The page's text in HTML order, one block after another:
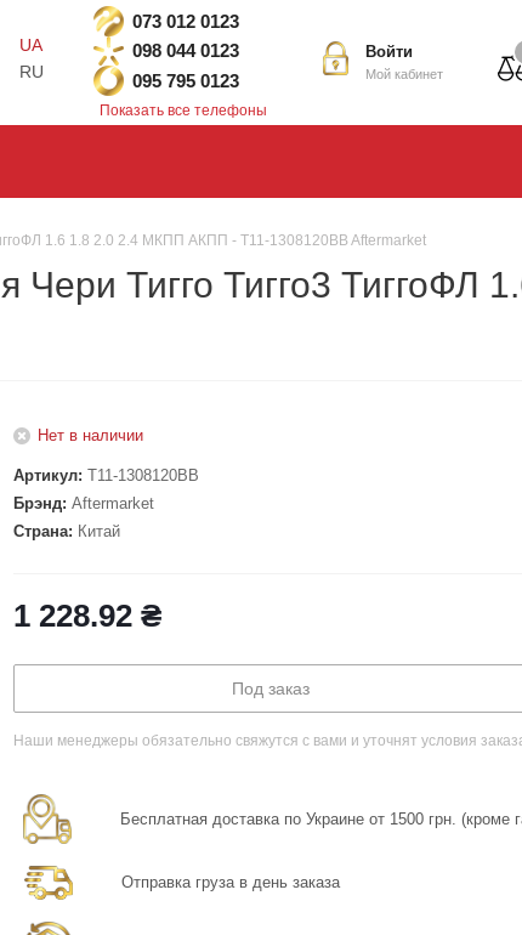
UA
RU
Войти
Мой кабинет
073 012 0123
098 044 0123
095 795 0123
Показать все телефоны
1.6 1.8 2.0 2.4 МКПП АКПП - T11-1308120BB Aftermarket
Тигго Тигго3 ТиггоФЛ
Нет в наличии
Артикул: T11-1308120BB
Брэнд: Aftermarket
Страна: Китай
1 228.92 ₴
Под заказ
Наши менеджеры обязательно свяжутся с вами и уточнят условия
Бесплатная доставка по Украине от 1500 грн. (кроме
Отправка груза в день заказа